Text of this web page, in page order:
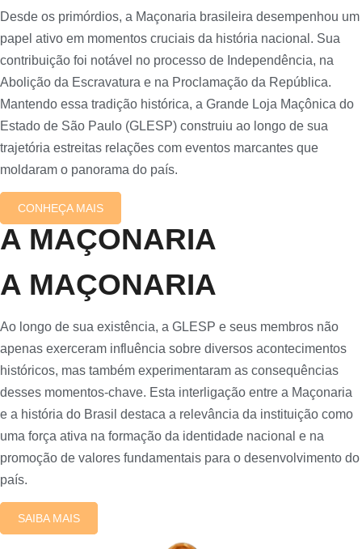
Desde os primórdios, a Maçonaria brasileira desempenhou um
papel ativo em momentos cruciais da história nacional. Sua
contribuição foi notável no processo de Independência, na
Abolição da Escravatura e na Proclamação da República.
Mantendo essa tradição histórica, a Grande Loja Maçônica do
Estado de São Paulo (GLESP) construiu ao longo de sua
trajetória estreitas relações com eventos marcantes que
moldaram o panorama do país.
CONHEÇA MAIS
A MAÇONARIA
A MAÇONARIA
Ao longo de sua existência, a GLESP e seus membros não
apenas exerceram influência sobre diversos acontecimentos
históricos, mas também experimentaram as consequências
desses momentos-chave. Esta interligação entre a Maçonaria
e a história do Brasil destaca a relevância da instituição como
uma força ativa na formação da identidade nacional e na
promoção de valores fundamentais para o desenvolvimento do
país.
SAIBA MAIS